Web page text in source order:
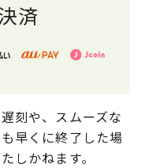
済
刻や、スムーズな
早くに終了した場
しかねます。